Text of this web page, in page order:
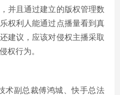
并且通过建立的版权管理数
权利人能通过点播量看到真
建议，应该对侵权主播采取
权行为。
术副总裁傅鸿城、快手总法